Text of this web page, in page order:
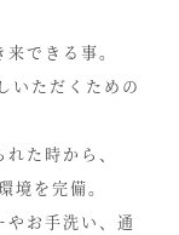
できる事。
いただくための
た時から、
境を完備。
お手洗い、通